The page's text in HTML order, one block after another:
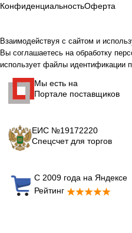
КонфиденциальностьОферта
Взаимодействуя с сайтом и
Вы соглашаетесь на обработку
использует файлы идентификации
Мы есть на
Портале поставщиков
ЕИС №19172220
Спецсчет для торгов
С 2009 года на Яндексе
Рейтинг